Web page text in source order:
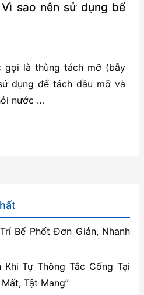
sao nên sử dụng bể
gọi là thùng tách mỡ (bẫy
dụng để tách dầu mỡ và
nước …
Bể Phốt Đơn Giản, Nhanh
Khi Tự Thông Tắc Cống Tại
Tật Mang”